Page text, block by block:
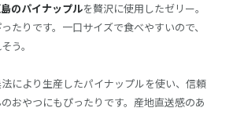
のパイナップルを贅沢に使用したゼリー。
たりです。一口サイズで食べやすいので、
う。
により生産したパイナップルを使い、信頼
おやつにもぴったりです。産地直送感のあ